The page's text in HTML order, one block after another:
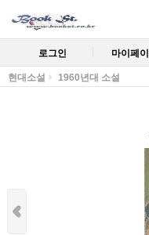
로그인 마이페
현대소설 1960년대 소설